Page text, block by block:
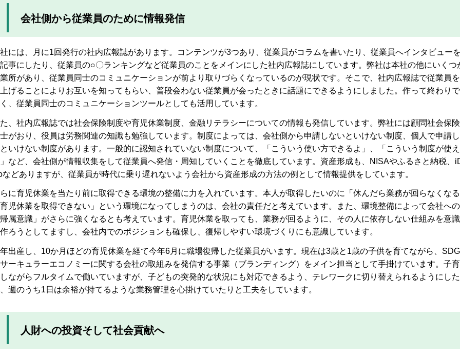
会社側から従業員のために情報発信
には、月に1回発行の社内広報誌があります。コンテンツが3つあり、従業員がコラムを書いたり、従業員へインタビュー
事にしたり、従業員の○〇ランキングなど従業員のことをメインにした社内広報誌にしています。弊社は本社の他にいくつ
所があり、従業員同士のコミュニケーションが前より取りづらくなっているのが現状です。そこで、社内広報誌で従業員
げることによりお互いを知ってもらい、普段会わない従業員が会ったときに話題にできるようにしました。作って終わり
、従業員同士のコミュニケーションツールとしても活用しています。
、社内広報誌では社会保険制度や育児休業制度、金融リテラシーについての情報も発信しています。弊社には顧問社会保
がおり、役員は労務関連の知識も勉強しています。制度によっては、会社側から申請しないといけない制度、個人で申請
いけない制度があります。一般的に認知されていない制度について、「こういう使い方できるよ」、「こういう制度が使
など、会社側が情報収集をして従業員へ発信・周知していくことを徹底しています。資産形成も、NISAやふるさと納税、
などありますが、従業員が時代に乗り遅れないよう会社から資産形成の方法の例として情報提供をしています。
に育児休業を当たり前に取得できる環境の整備に力を入れています。本人が取得したいのに「休んだら業務が回らなくな
児休業を取得できない」という環境になってしまうのは、会社の責任だと考えています。また、環境整備によって会社への
属意識」がさらに強くなるとも考えています。育児休業を取っても、業務が回るように、その人に依存しない仕組みを意
ろうとしてますし、会社内でのポジションも確保し、復帰しやすい環境づくりにも意識しています。
出産し、10か月ほどの育児休業を経て今年6月に職場復帰した従業員がいます。現在は3歳と1歳の子供を育てながら、
ーキュラーエコノミーに関する会社の取組みを発信する事業（ブランディング）をメイン担当として手掛けています。子
ながらフルタイムで働いていますが、子どもの突発的な状況にも対応できるよう、テレワークに切り替えられるようにした
週のうち1日は余裕が持てるような業務管理を心掛けていたりと工夫をしています。
人財への投資そして社会貢献へ